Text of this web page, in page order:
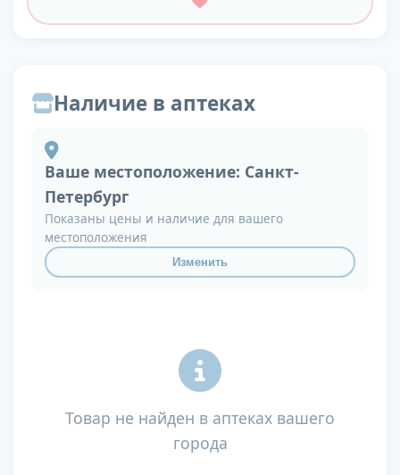
Наличие в аптеках
Ваше местоположение: Санкт-
Петербург
Показаны цены и наличие для вашего
местоположения
Изменить
Товар не найден в аптеках вашего
города